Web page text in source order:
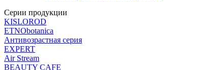
Серии продукции
KISLOROD
ETNObotanica
Антивозрастная серия
EXPERT
Air Stream
BEAUTY CAFЕ